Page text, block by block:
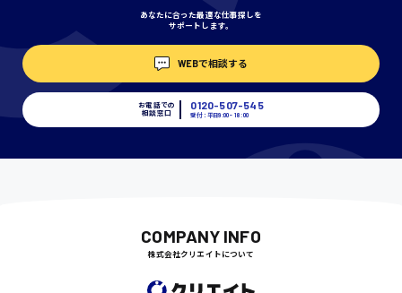
時給1400円〜
あなたに合った最適な仕事探しを
サポートします。
WEBで相談する
お電話での
相談窓口
0120-507-545
受付：平日9:00 - 18:00
COMPANY INFO
株式会社クリエイトについて